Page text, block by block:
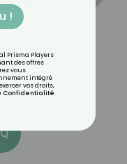
une
?
!
Prisma Players
des offres
vous
intégré
vos droits,
Confidentialité.